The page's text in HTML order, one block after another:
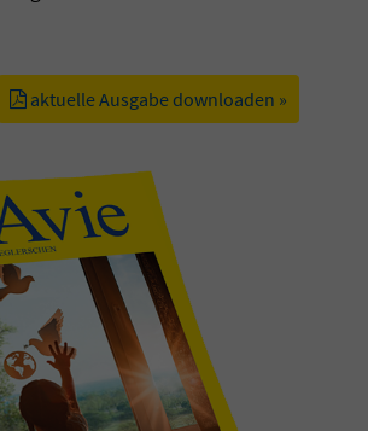
aktuelle Ausgabe downloaden »